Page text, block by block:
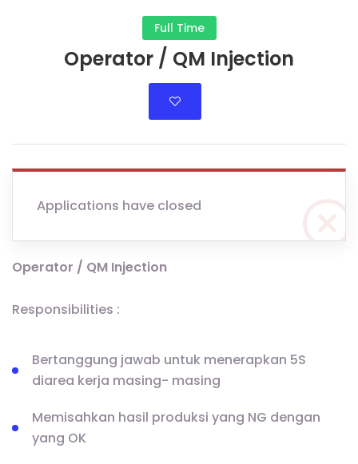
Full Time
Operator / QM Injection
Applications have closed
Operator / QM Injection
Responsibilities :
Bertanggung jawab untuk menerapkan 5S
diarea kerja masing- masing
Memisahkan hasil produksi yang NG dengan
yang OK